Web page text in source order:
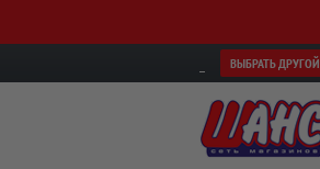
ВЫБРАТЬ ДРУГОЙ